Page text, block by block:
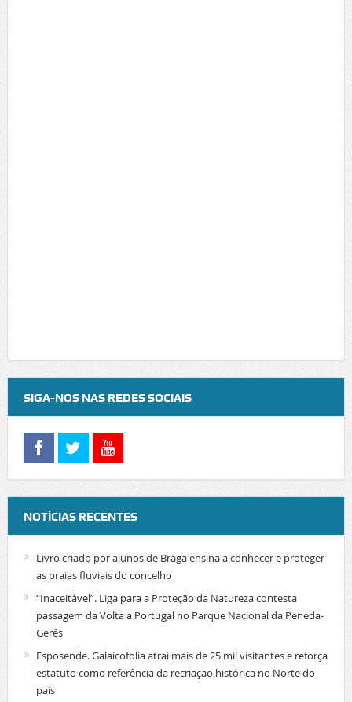
SIGA-NOS NAS REDES SOCIAIS
NOTÍCIAS RECENTES
Livro criado por alunos de Braga ensina a conhecer e proteger
as praias fluviais do concelho
“Inaceitável”. Liga para a Proteção da Natureza contesta
passagem da Volta a Portugal no Parque Nacional da Peneda-
Gerês
Esposende. Galaicofolia atrai mais de 25 mil visitantes e reforça
estatuto como referência da recriação histórica no Norte do
país